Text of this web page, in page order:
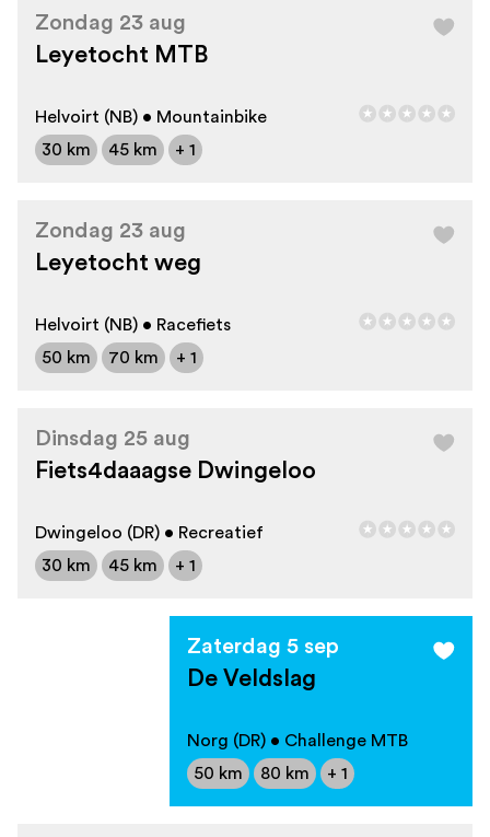
Zondag 23 aug
Leyetocht MTB
Helvoirt (NB) • Mountainbike
30 km
45 km + 1
Zondag 23 aug
Leyetocht weg
Helvoirt (NB) • Racefiets
50 km
70 km + 1
Dinsdag 25 aug
Fiets4daaagse Dwingeloo
Dwingeloo (DR) • Recreatief
30 km
45 km + 1
Zaterdag 5 sep
De Veldslag
Norg (DR) • Challenge MTB
50 km
80 km + 1